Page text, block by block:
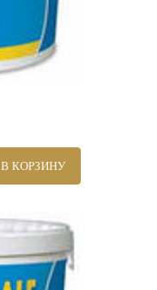
В КОРЗИНУ